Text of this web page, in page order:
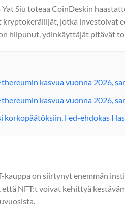
Siu toteaa CoinDeskin
kryptokeräilijät, jotka investoivat
hiipunut, ydinkäyttäjät pitävät
kasvua vuonna 2026,
kasvua vuonna 2026,
korkopäätöksiin, Fed-ehdokas
kauppa on siirtynyt enemmän
että NFT:t voivat kehittyä